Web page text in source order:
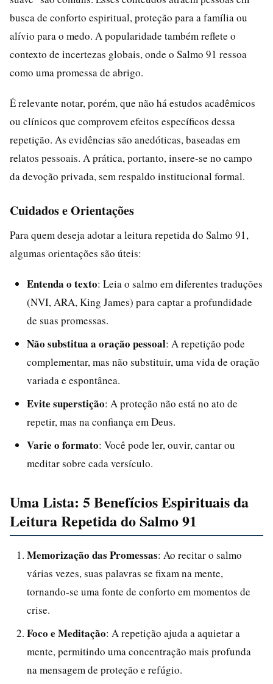
busca de conforto espiritual, proteção para a família ou
alívio para o medo. A popularidade também reflete o
contexto de incertezas globais, onde o Salmo 91 ressoa
como uma promessa de abrigo.
É relevante notar, porém, que não há estudos acadêmicos
ou clínicos que comprovem efeitos específicos dessa
repetição. As evidências são anedóticas, baseadas em
relatos pessoais. A prática, portanto, insere-se no campo
da devoção privada, sem respaldo institucional formal.
Cuidados e Orientações
Para quem deseja adotar a leitura repetida do Salmo 91,
algumas orientações são úteis:
Entenda o texto: Leia o salmo em diferentes traduções
(NVI, ARA, King James) para captar a profundidade
de suas promessas.
Não substitua a oração pessoal: A repetição pode
complementar, mas não substituir, uma vida de oração
variada e espontânea.
Evite superstição: A proteção não está no ato de
repetir, mas na confiança em Deus.
Varie o formato: Você pode ler, ouvir, cantar ou
meditar sobre cada versículo.
Uma Lista: 5 Benefícios Espirituais da
Leitura Repetida do Salmo 91
Memorização das Promessas: Ao recitar o salmo
várias vezes, suas palavras se fixam na mente,
tornando-se uma fonte de conforto em momentos de
crise.
Foco e Meditação: A repetição ajuda a aquietar a
mente, permitindo uma concentração mais profunda
na mensagem de proteção e refúgio.